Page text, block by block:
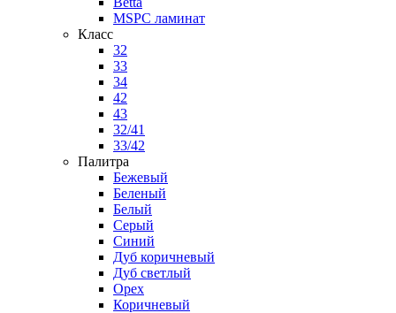
MSPC ламинат
Класс
32
33
34
42
43
32/41
33/42
Палитра
Бежевый
Беленый
Белый
Серый
Синий
Дуб коричневый
Дуб светлый
Орех
Коричневый